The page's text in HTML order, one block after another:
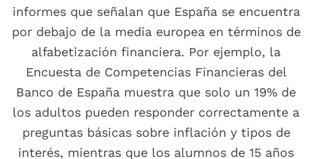
informes que señalan que España se encuentra
por debajo de la media europea en términos de
alfabetización financiera. Por ejemplo, la
Encuesta de Competencias Financieras del
Banco de España muestra que solo un 19% de
los adultos pueden responder correctamente a
preguntas básicas sobre inflación y tipos de
interés, mientras que los alumnos de 15 años